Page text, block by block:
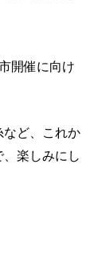
開催に向け
など、これか
楽しみにし